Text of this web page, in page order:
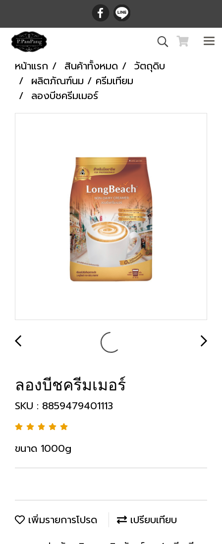
หน้าแรก สินค้าทั้งหมด
วัตถุดิบ
ผลิตภัณฑ์นม / ครีมเทียม
ลองบีชครีมเมอร์
ลองบีชครีมเมอร์
SKU : 8859479401113
ขนาด 1000g
เพิ่มรายการโปรด
เปรียบเทียบ